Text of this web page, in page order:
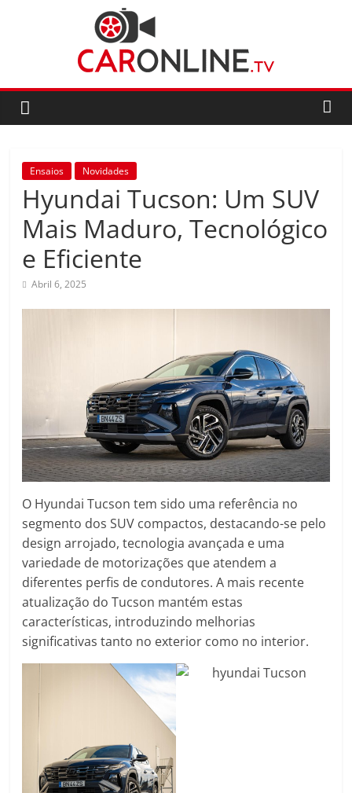
CarOnline.TV
CarOnline.TV
Ensaios
Automóvel
em
Português
Ensaios Novidades
Hyundai Tucson: Um SUV
Mais Maduro, Tecnológico
e Eficiente
Abril 6, 2025
O Hyundai Tucson tem sido uma referência no
segmento dos SUV compactos, destacando-se pelo
design arrojado, tecnologia avançada e uma
variedade de motorizações que atendem a
diferentes perfis de condutores. A mais recente
atualização do Tucson mantém estas
características, introduzindo melhorias
significativas tanto no exterior como no interior.​